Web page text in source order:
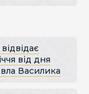
від дня
Василика